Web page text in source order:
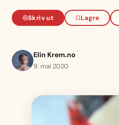
Skriv ut Lagre
Elin Krem.no
9. mai 2020